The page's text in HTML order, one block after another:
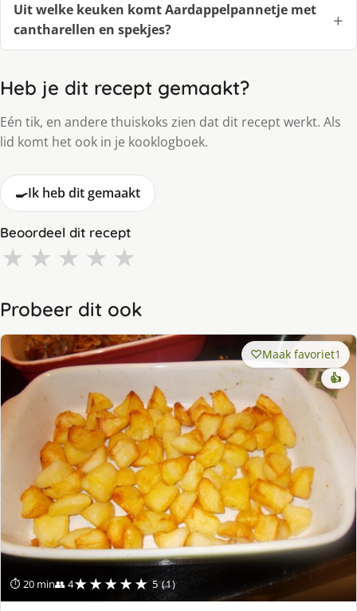
Uit welke keuken komt Aardappelpannetje met
cantharellen en spekjes?
Heb je dit recept gemaakt?
Eén tik, en andere thuiskoks zien dat dit recept werkt. Als
lid komt het ook in je kooklogboek.
🍳Ik heb dit gemaakt
Beoordeel dit recept
★ ★ ★ ★ ★
Probeer dit ook
⏱ 20 min👥 4★★★★★ 5 (1)
Maak favoriet1
👍